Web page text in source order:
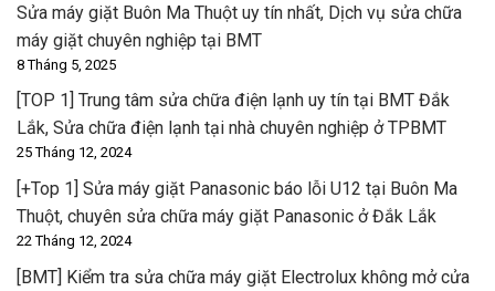
Sửa máy giặt Buôn Ma Thuột uy tín nhất, Dịch vụ sửa chữa
máy giặt chuyên nghiệp tại BMT
8 Tháng 5, 2025
[TOP 1] Trung tâm sửa chữa điện lạnh uy tín tại BMT Đắk
Lắk, Sửa chữa điện lạnh tại nhà chuyên nghiệp ở TPBMT
25 Tháng 12, 2024
[+Top 1] Sửa máy giặt Panasonic báo lỗi U12 tại Buôn Ma
Thuột, chuyên sửa chữa máy giặt Panasonic ở Đắk Lắk
22 Tháng 12, 2024
[BMT] Kiểm tra sửa chữa máy giặt Electrolux không mở cửa